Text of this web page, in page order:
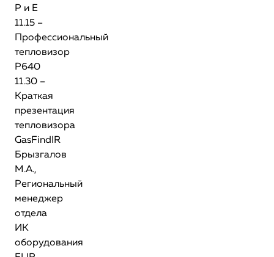
Р и Е
11.15 –
Профессиональный
тепловизор
P640
11.30 –
Краткая
презентация
тепловизора
GasFindIR
Брызгалов
М.А.,
Региональный
менеджер
отдела
ИК
оборудования